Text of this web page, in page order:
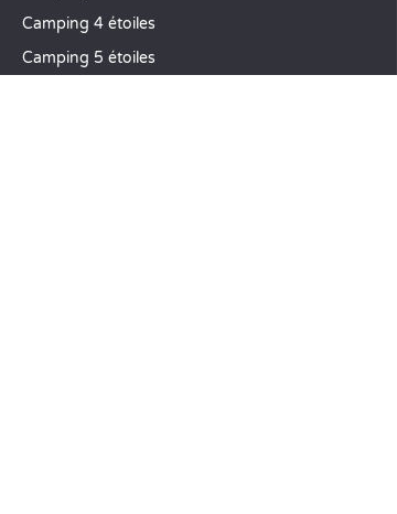
Camping 4 étoiles
Camping 5 étoiles